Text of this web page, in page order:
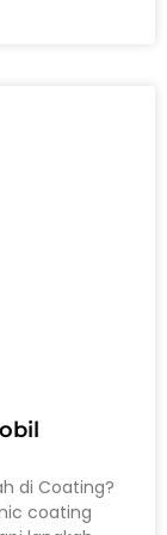
di Coating?
coating